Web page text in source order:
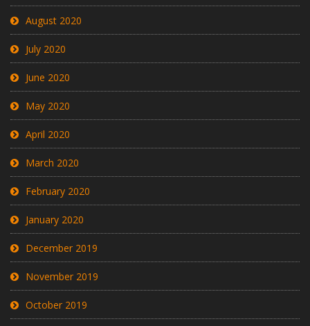
August 2020
July 2020
June 2020
May 2020
April 2020
March 2020
February 2020
January 2020
December 2019
November 2019
October 2019